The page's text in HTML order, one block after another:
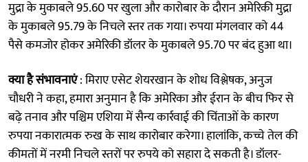
मुद्रा के मुकाबले 95.60 पर खुला और कारोबार के दौरान अमेरिकी मुद्रा
के मुकाबले 95.79 के निचले स्तर तक गया। रुपया मंगलवार को 44
पैसे कमजोर होकर अमेरिकी डॉलर के मुकाबले 95.70 पर बंद हुआ था।
क्या है संभावनाएं: मिराए एसेट शेयरखान के शोध विश्लेषक, अनुज
चौधरी ने कहा, हमारा अनुमान है कि अमेरिका और ईरान के बीच फिर से
बढ़े तनाव और पश्चिम एशिया में सैन्य कार्रवाई की चिंताओं के कारण
रुपया नकारात्मक रुख के साथ कारोबार करेगा। हालांकि, कच्चे तेल की
कीमतों में नरमी निचले स्तरों पर रुपये को सहारा दे सकती है। डॉलर-